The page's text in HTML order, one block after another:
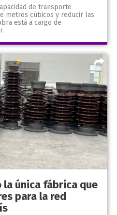
de transporte
metros cúbicos y reducir las
está a cargo de
única fábrica que
para la red